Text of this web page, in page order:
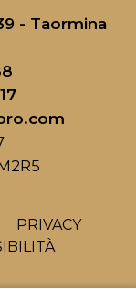
- Taormina
PRIVACY